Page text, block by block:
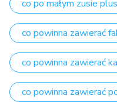
co po małym zusie plus
co powinna zawierać
co powinna zawierać
co powinna zawierać